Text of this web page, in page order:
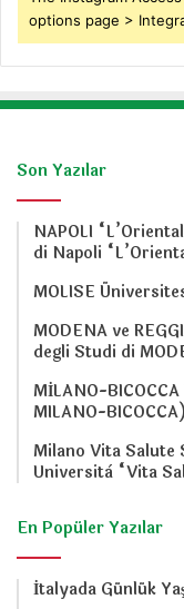
options page >
Son Yazılar
NAPOLI
di Napoli
MOLISE
MODENA ve
degli Studi di
MİLANO-
MILANO-BICOCCA)
Milano Vita Salute
Università “Vita
En Popüler Yazılar
İtalyada Günlük